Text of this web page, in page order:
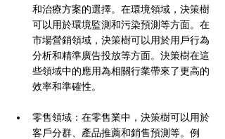
和治療方案的選擇。在環境領域，決策樹
可以用於環境監測和污染預測等方面。在
市場營銷領域，決策樹可以用於用戶行為
分析和精準廣告投放等方面。決策樹在這
些領域中的應用為相關行業帶來了更高的
效率和準確性。
零售領域：在零售業中，決策樹可以用於
客戶分群、產品推薦和銷售預測等。例